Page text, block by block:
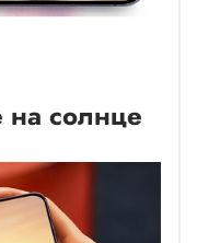
солнце